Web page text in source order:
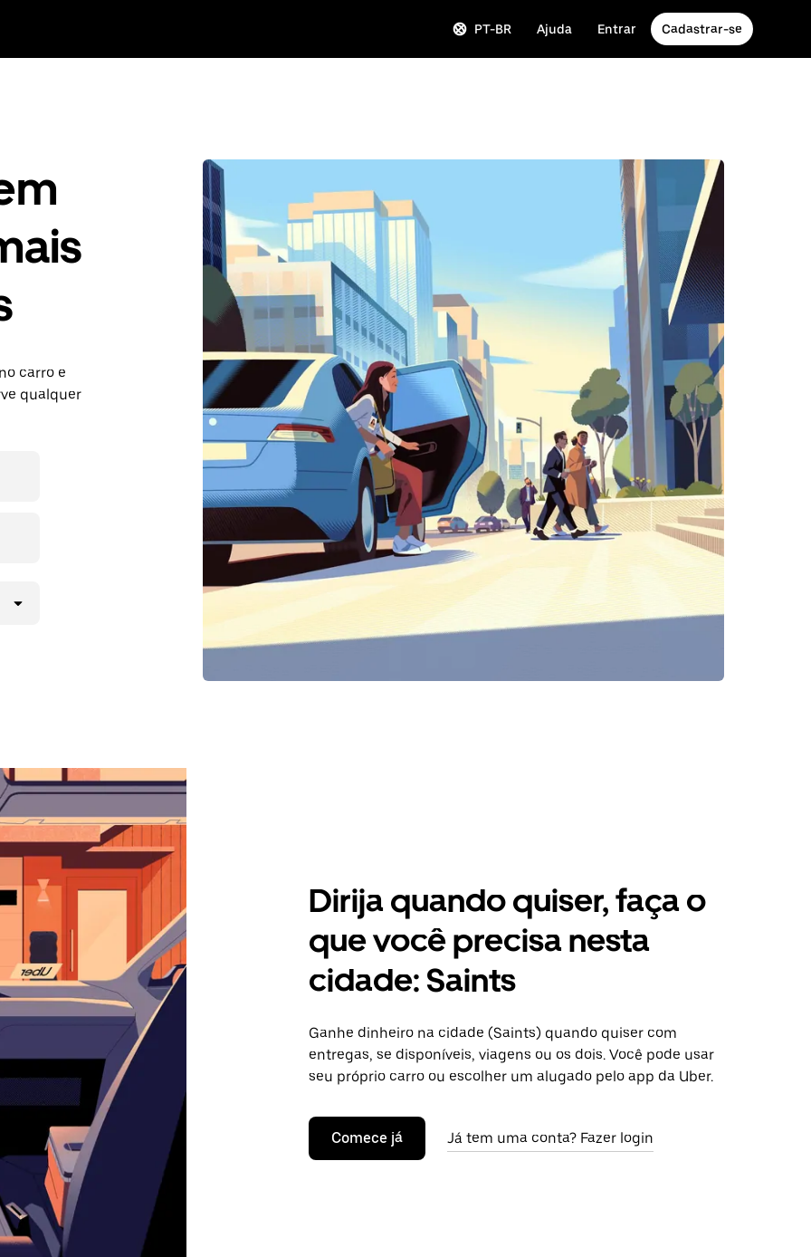
PT-BR Ajuda Entrar Cadastrar-se
carro e
qualquer
Dirija quando quiser, faça o
que você precisa nesta
cidade: Saints
Ganhe dinheiro na cidade (Saints) quando quiser com
entregas, se disponíveis, viagens ou os dois. Você pode usar
seu próprio carro ou escolher um alugado pelo app da Uber.
Comece já Já tem uma conta? Fazer login